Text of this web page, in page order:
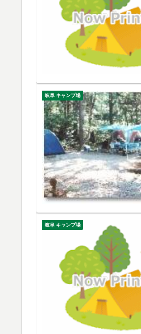
岐阜 キャンプ場
岐阜 キャンプ場